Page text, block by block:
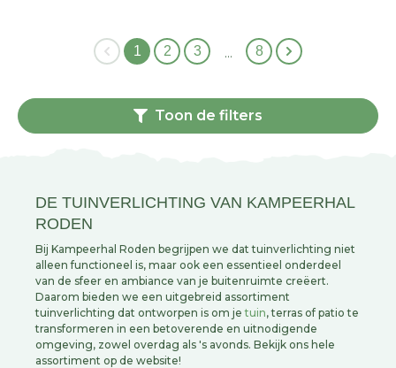
1 2 3 … 8
Toon de filters
DE TUINVERLICHTING VAN KAMPEERHAL
RODEN
Bij Kampeerhal Roden begrijpen we dat tuinverlichting niet
alleen functioneel is, maar ook een essentieel onderdeel
van de sfeer en ambiance van je buitenruimte creëert.
Daarom bieden we een uitgebreid assortiment
tuinverlichting dat ontworpen is om jetuin, terras of patio te
transformeren in een betoverende en uitnodigende
omgeving, zowel overdag als 's avonds. Bekijk ons hele
assortiment op de website!